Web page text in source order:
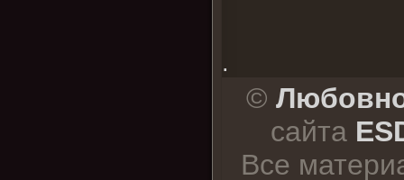
.
©
сайта
Все